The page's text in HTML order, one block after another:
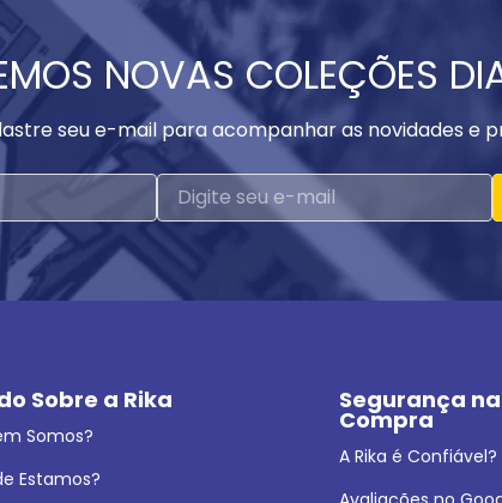
NOVAS COLEÇÕES
seu e-mail para acompanhar as novidades e
Sobre a Rika
Somos?
Estamos?
Segurança na
Compra
A Rika é Confiável?